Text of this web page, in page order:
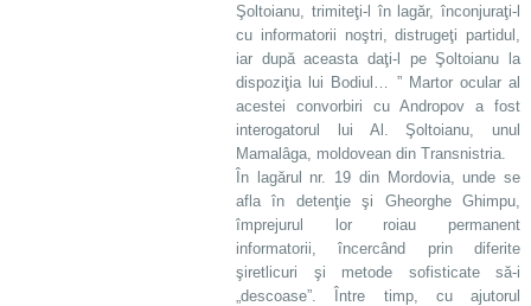
Şoltoianu, trimiteţi-l în lagăr, înconjuraţi-l
cu informatorii noştri, distrugeţi partidul,
iar după aceasta daţi-l pe Şoltoianu la
dispoziţia lui Bodiul… ” Martor ocular al
acestei convorbiri cu Andropov a fost
interogatorul lui Al. Şoltoianu, unul
Mamalâga, moldovean din Transnistria.
În lagărul nr. 19 din Mordovia, unde se
afla în detenţie şi Gheorghe Ghimpu,
împrejurul lor roiau permanent
informatorii, încercând prin diferite
şiretlicuri şi metode sofisticate să-i
„descoase”. Între timp, cu ajutorul